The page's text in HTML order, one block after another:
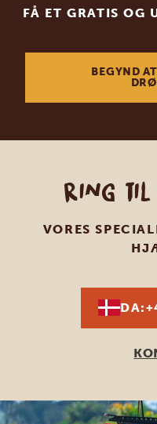
FÅ ET GRATIS OG
BEGYND
Ring
VORES
DA: